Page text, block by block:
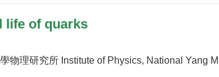
life of quarks
物理研究所 Institute of Physics, National Yang